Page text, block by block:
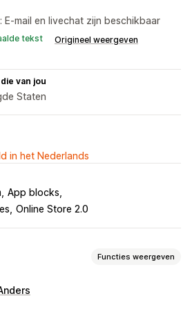
E-mail en livechat zijn beschikbaar
tekst Origineel weergeven
van jou
Staten
in het Nederlands
App blocks
Online Store 2.0
Functies weergeven